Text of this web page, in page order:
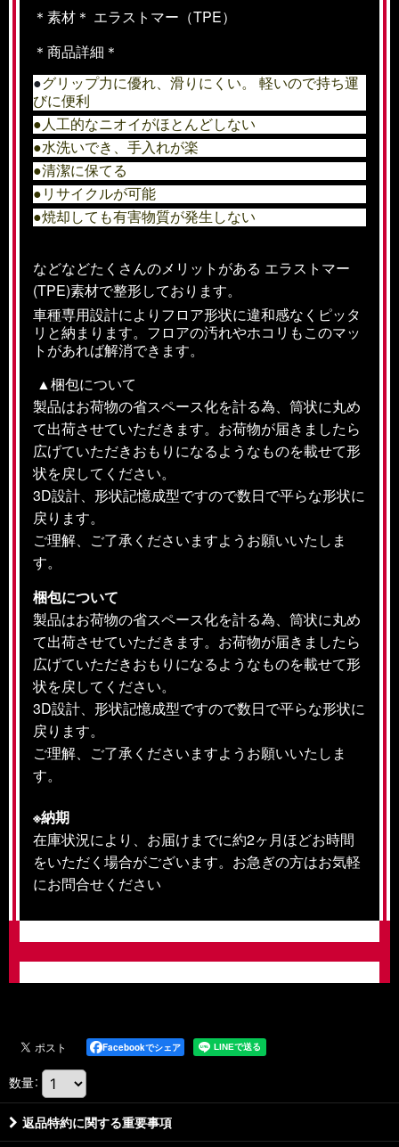
＊素材＊ エラストマー（TPE）
＊商品詳細＊
●グリップ力に優れ、滑りにくい。
軽いので持ち運
びに便利
●人工的なニオイがほとんどしない
●水洗いでき、手入れが楽
●清潔に保てる
●リサイクルが可能
●焼却しても有害物質が発生しない
などなどたくさんのメリットがある エラストマー
(TPE)素材で整形しております。
車種専用設計によりフロア形状に違和感なくピッタ
リと納まります。フロアの汚れやホコリもこのマッ
トがあれば解消できます。
▲梱包について
製品はお荷物の省スペース化を計る為、筒状に丸め
て出荷させていただきます。お荷物が届きましたら
広げていただきおもりになるようなものを載せて形
状を戻してください。
3D設計、形状記憶成型ですので数日で平らな形状に
戻ります。
ご理解、ご了承くださいますようお願いいたしま
す。
梱包について
製品はお荷物の省スペース化を計る為、筒状に丸め
て出荷させていただきます。お荷物が届きましたら
広げていただきおもりになるようなものを載せて形
状を戻してください。
3D設計、形状記憶成型ですので数日で平らな形状に
戻ります。
ご理解、ご了承くださいますようお願いいたしま
す。
※納期
在庫状況により、お届けまでに約2ヶ月ほどお時間
をいただく場合がございます。お急ぎの方はお気軽
にお問合せください
Facebookでシェア
数量:
返品特約に関する重要事項